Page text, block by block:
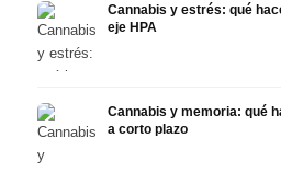
Cannabis y estrés: qué
eje HPA
Cannabis y memoria: qué
a corto plazo